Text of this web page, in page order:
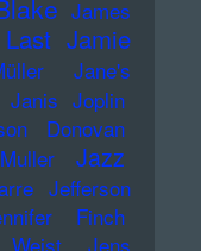
James
Jamie
Jane's
Janis Joplin
Donovan
Jazz
Jefferson
Finch
Jens